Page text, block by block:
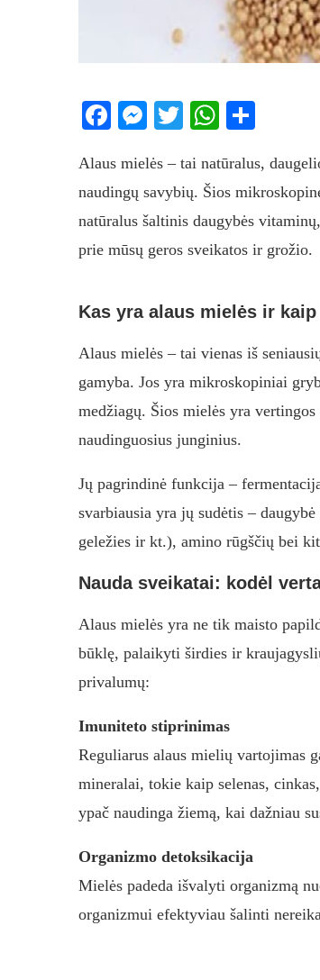
Facebook
Messenger
Twitter
Alaus mielės – tai natūralus,
naudingų savybių. Šios
natūralus šaltinis daugybės
prie mūsų geros sveikatos ir grožio.
Kas yra alaus mielės ir
Alaus mielės – tai vienas iš
gamyba. Jos yra mikroskopiniai
medžiagų. Šios mielės yra
naudinguosius junginius.
Jų pagrindinė funkcija –
svarbiausia yra jų sudėtis –
geležies ir kt.), amino rūgščių bei
Nauda sveikatai: kodėl
Alaus mielės yra ne tik maisto
būklę, palaikyti širdies ir
privalumų:
Imuniteto stiprinimas
Reguliarus alaus mielių vartojimas
mineralai, tokie kaip selenas,
ypač naudinga žiemą, kai dažniau
Organizmo detoksikacija
Mielės padeda išvalyti organizmą
organizmui efektyviau šalinti